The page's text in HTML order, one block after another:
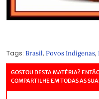
Tags: Brasil, Povos Indígenas,
GOSTOU DESTA MATÉRIA?
COMPARTILHE EM TODAS AS